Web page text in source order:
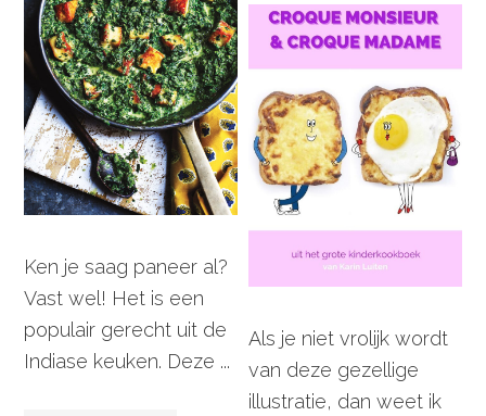
Ken je saag paneer al?
Vast wel! Het is een
populair gerecht uit de
Indiase keuken. Deze ...
Als je niet vrolijk wordt
van deze gezellige
illustratie, dan weet ik